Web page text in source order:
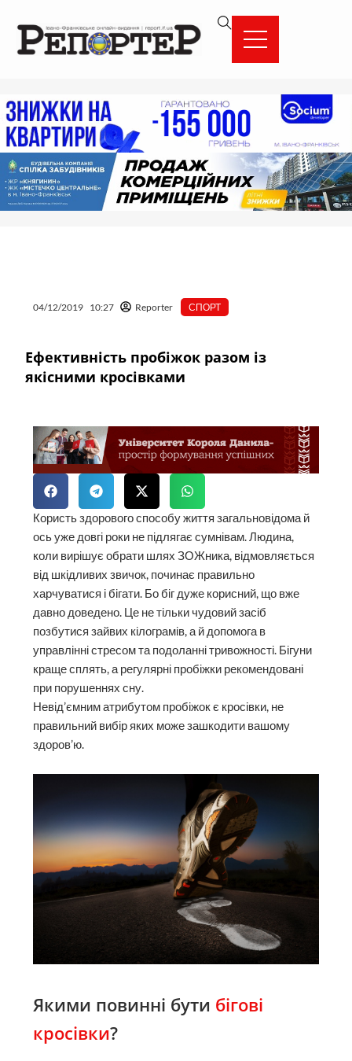
вмісту
04/12/2019 10:27 Reporter СПОРТ
Ефективність пробіжок разом із
якісними кросівками
Користь здорового способу життя загальновідома й
ось уже довгі роки не підлягає сумнівам. Людина,
коли вирішує обрати шлях ЗОЖника, відмовляється
від шкідливих звичок, починає правильно
харчуватися і бігати. Бо біг дуже корисний, що вже
давно доведено. Це не тільки чудовий засіб
позбутися зайвих кілограмів, а й допомога в
управлінні стресом та подоланні тривожності. Бігуни
краще сплять, а регулярні пробіжки рекомендовані
при порушеннях сну.
Невід’ємним атрибутом пробіжок є кросівки, не
правильний вибір яких може зашкодити вашому
здоров’ю.
Якими повинні бути бігові
кросівки?